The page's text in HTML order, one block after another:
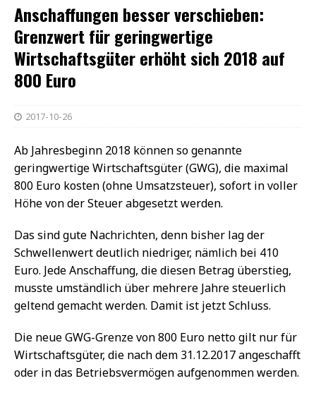
Anschaffungen besser verschieben:
Grenzwert für geringwertige
Wirtschaftsgüter erhöht sich 2018 auf
800 Euro
2017-10-26
Ab Jahresbeginn 2018 können so genannte
geringwertige Wirtschaftsgüter (GWG), die maximal
800 Euro kosten (ohne Umsatzsteuer), sofort in voller
Höhe von der Steuer abgesetzt werden.
Das sind gute Nachrichten, denn bisher lag der
Schwellenwert deutlich niedriger, nämlich bei 410
Euro. Jede Anschaffung, die diesen Betrag überstieg,
musste umständlich über mehrere Jahre steuerlich
geltend gemacht werden. Damit ist jetzt Schluss.
Die neue GWG-Grenze von 800 Euro netto gilt nur für
Wirtschaftsgüter, die nach dem 31.12.2017 angeschafft
oder in das Betriebsvermögen aufgenommen werden.